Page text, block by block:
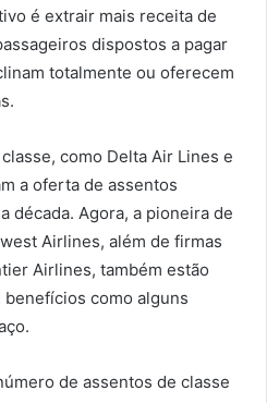
é extrair mais receita de
dispostos a pagar
totalmente ou oferecem
como Delta Air Lines e
a oferta de assentos
década. Agora, a pioneira de
Airlines, além de firmas
Airlines, também estão
como alguns
de assentos de classe